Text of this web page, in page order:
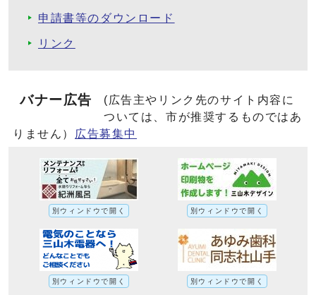
申請書等のダウンロード
リンク
バナー広告
(広告主やリンク先のサイト内容に
ついては、市が推奨するものではあ
りません）
広告募集中
別ウィンドウで開く 別ウィンドウで開く
別ウィンドウで開く 別ウィンドウで開く